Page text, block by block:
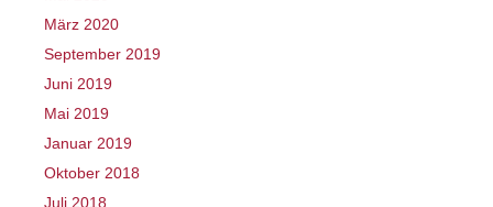
März 2020
September 2019
Juni 2019
Mai 2019
Januar 2019
Oktober 2018
Juli 2018